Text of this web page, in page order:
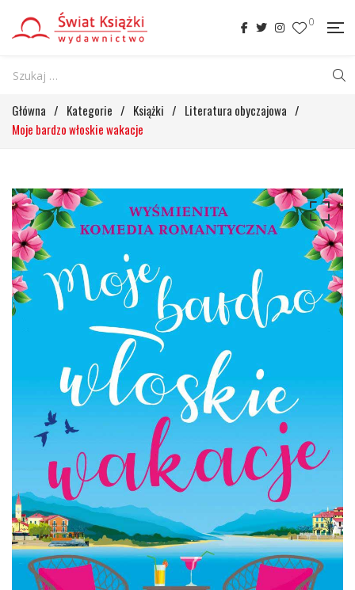
0
Główna / Kategorie / Książki / Literatura obyczajowa /
Moje bardzo włoskie wakacje